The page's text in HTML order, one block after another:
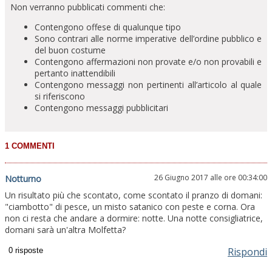
Non verranno pubblicati commenti che:
Contengono offese di qualunque tipo
Sono contrari alle norme imperative dell’ordine pubblico e
del buon costume
Contengono affermazioni non provate e/o non provabili e
pertanto inattendibili
Contengono messaggi non pertinenti all’articolo al quale
si riferiscono
Contengono messaggi pubblicitari
Notturno 26 Giugno 2017 alle ore 00:34:00
Un risultato più che scontato, come scontato il pranzo di domani:
"ciambotto" di pesce, un misto satanico con peste e corna. Ora
non ci resta che andare a dormire: notte. Una notte consigliatrice,
domani sarà un'altra Molfetta?
Rispondi